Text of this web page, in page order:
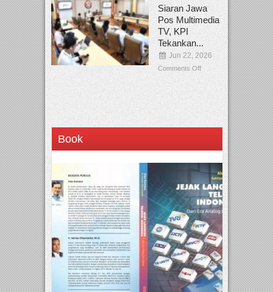
Siaran Jawa
Pos Multimedia
TV, KPI
Tekankan...
Jun 22, 2026
Comments Off
Book